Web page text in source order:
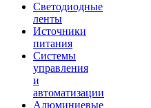
Светодиодные
ленты
Источники
питания
Системы
управления
и
автоматизации
Алюминиевые